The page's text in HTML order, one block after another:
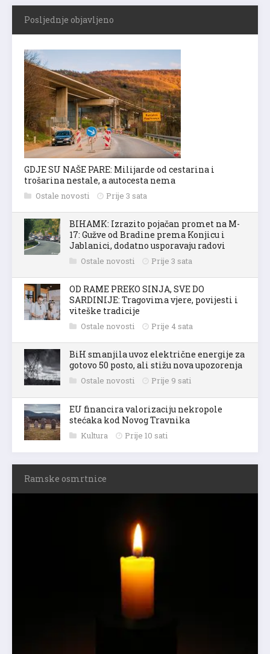
Posljednje objavljeno
GDJE SU NAŠE PARE: Milijarde od cestarina i
trošarina nestale, a autocesta nema
Ostale novosti Prije 3 sata
BIHAMK: Izrazito pojačan promet na M-
17: Gužve od Bradine prema Konjicu i
Jablanici, dodatno usporavaju radovi
Ostale novosti Prije 3 sata
OD RAME PREKO SINJA, SVE DO
SARDINIJE: Tragovima vjere, povijesti i
viteške tradicije
Ostale novosti Prije 4 sata
BiH smanjila uvoz električne energije za
gotovo 50 posto, ali stižu nova upozorenja
Ostale novosti Prije 9 sati
EU financira valorizaciju nekropole
stećaka kod Novog Travnika
Kultura Prije 10 sati
Ramske osmrtnice